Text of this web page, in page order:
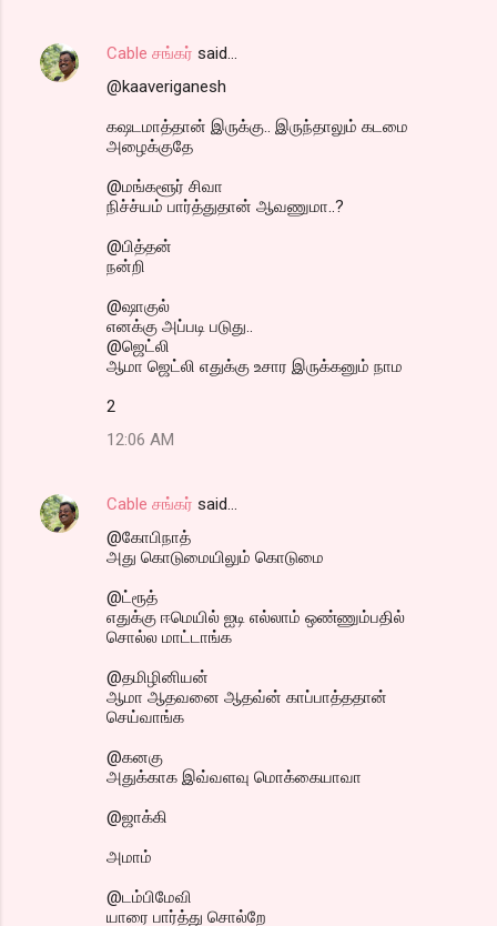
Cable சங்கர் said…
@kaaveriganesh
கஷடமாத்தான் இருக்கு.. இருந்தாலும் கடமை
அழைக்குதே
@மங்களூர் சிவா
நிச்ச்யம் பார்த்துதான் ஆவணுமா..?
@பித்தன்
நன்றி
@ஷாகுல்
எனக்கு அப்படி படுது..
@ஜெட்லி
ஆமா ஜெட்லி எதுக்கு உசார இருக்கனும் நாம
2
12:06 AM
Cable சங்கர் said…
@கோபிநாத்
அது கொடுமையிலும் கொடுமை
@ட்ரூத்
எதுக்கு ஈமெயில் ஐடி எல்லாம் ஒண்ணும்பதில்
சொல்ல மாட்டாங்க
@தமிழினியன்
ஆமா ஆதவனை ஆதவ்ன் காப்பாத்ததான்
செய்வாங்க
@கனகு
அதுக்காக இவ்வளவு மொக்கையாவா
@ஜாக்கி
அமாம்
@டம்பிமேவி
யாரை பார்த்து சொல்றே